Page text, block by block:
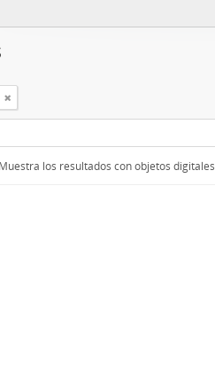
Muestra los resultados con objetos digitales